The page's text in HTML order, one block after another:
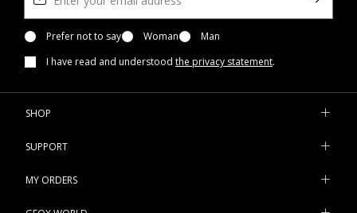
Prefer not to say Woman
Man
I have read and understood the privacy statement.
SHOP
SUPPORT
MY ORDERS